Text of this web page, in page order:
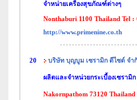
จำหน่ายเครื่องสุขภัณฑ์ต่างๆ
Nonthaburi 1100 Thailand Tel :
http://www.primenine.co.th
20 บริษัท บุญบูม เซรามิก ดีไซด์ จำ
ผลิตและจำหน่วยกระเบื้องเซรามิก
Nakornpathom 73120